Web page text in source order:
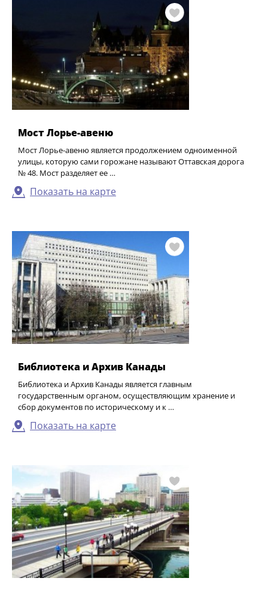
Мост Лорье-авеню
Мост Лорье-авеню является продолжением одноименной
улицы, которую сами горожане называют Оттавская дорога
№ 48. Мост разделяет ее …
Показать на карте
Библиотека и Архив Канады
Библиотека и Архив Канады является главным
государственным органом, осуществляющим хранение и
сбор документов по историческому и к …
Показать на карте